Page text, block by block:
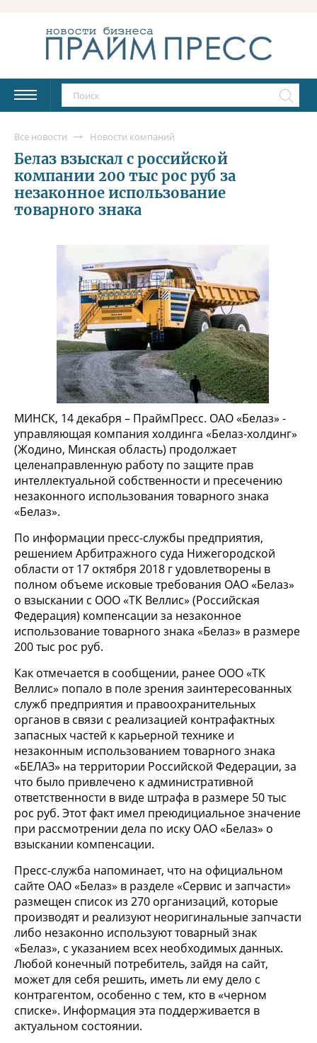
Все новости Новости компаний
Белаз взыскал с российской
компании 200 тыс рос руб за
незаконное использование
товарного знака
МИНСК, 14 декабря – ПраймПресс. ОАО «Белаз» -
управляющая компания холдинга «Белаз-холдинг»
(Жодино, Минская область) продолжает
целенаправленную работу по защите прав
интеллектуальной собственности и пресечению
незаконного использования товарного знака
«Белаз».
По информации пресс-службы предприятия,
решением Арбитражного суда Нижегородской
области от 17 октября 2018 г удовлетворены в
полном объеме исковые требования ОАО «Белаз»
о взыскании с ООО «ТК Веллис» (Российская
Федерация) компенсации за незаконное
использование товарного знака «Белаз» в размере
200 тыс рос руб.
Как отмечается в сообщении, ранее ООО «ТК
Веллис» попало в поле зрения заинтересованных
служб предприятия и правоохранительных
органов в связи с реализацией контрафактных
запасных частей к карьерной технике и
незаконным использованием товарного знака
«БЕЛАЗ» на территории Российской Федерации, за
что было привлечено к административной
ответственности в виде штрафа в размере 50 тыс
рос руб. Этот факт имел преюдициальное значение
при рассмотрении дела по иску ОАО «Белаз» о
взыскании компенсации.
Пресс-служба напоминает, что на официальном
сайте ОАО «Белаз» в разделе «Сервис и запчасти»
размещен список из 270 организаций, которые
производят и реализуют неоригинальные запчасти
либо незаконно используют товарный знак
«Белаз», с указанием всех необходимых данных.
Любой конечный потребитель, зайдя на сайт,
может для себя решить, иметь ли ему дело с
контрагентом, особенно с тем, кто в «черном
списке». Информация эта поддерживается в
актуальном состоянии.